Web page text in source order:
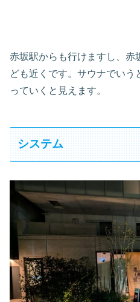
赤坂駅からも行けますし、赤
ども近くです。サウナでいう
っていくと見えます。
システム